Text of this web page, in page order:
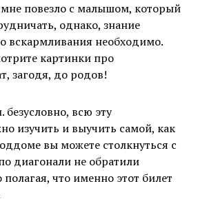
мне повезло с малышом, который
однако, знание
вскармливания необходимо.
картинки про
загодя, до родов!
всю эту
изучить и выучить самой, как
вы можете столкнуться с
диагонали не обратили
что именно этот билет